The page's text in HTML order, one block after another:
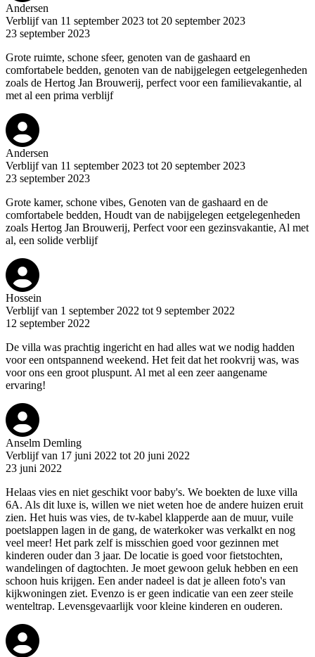
Andersen
Verblijf van 11 september 2023 tot 20 september 2023
23 september 2023
Grote ruimte, schone sfeer, genoten van de gashaard en
comfortabele bedden, genoten van de nabijgelegen eetgelegenheden
zoals de Hertog Jan Brouwerij, perfect voor een familievakantie, al
met al een prima verblijf
Andersen
Verblijf van 11 september 2023 tot 20 september 2023
23 september 2023
Grote kamer, schone vibes, Genoten van de gashaard en de
comfortabele bedden, Houdt van de nabijgelegen eetgelegenheden
zoals Hertog Jan Brouwerij, Perfect voor een gezinsvakantie, Al met
al, een solide verblijf
Hossein
Verblijf van 1 september 2022 tot 9 september 2022
12 september 2022
De villa was prachtig ingericht en had alles wat we nodig hadden
voor een ontspannend weekend. Het feit dat het rookvrij was, was
voor ons een groot pluspunt. Al met al een zeer aangename
ervaring!
Anselm Demling
Verblijf van 17 juni 2022 tot 20 juni 2022
23 juni 2022
Helaas vies en niet geschikt voor baby's. We boekten de luxe villa
6A. Als dit luxe is, willen we niet weten hoe de andere huizen eruit
zien. Het huis was vies, de tv-kabel klapperde aan de muur, vuile
poetslappen lagen in de gang, de waterkoker was verkalkt en nog
veel meer! Het park zelf is misschien goed voor gezinnen met
kinderen ouder dan 3 jaar. De locatie is goed voor fietstochten,
wandelingen of dagtochten. Je moet gewoon geluk hebben en een
schoon huis krijgen. Een ander nadeel is dat je alleen foto's van
kijkwoningen ziet. Evenzo is er geen indicatie van een zeer steile
wenteltrap. Levensgevaarlijk voor kleine kinderen en ouderen.